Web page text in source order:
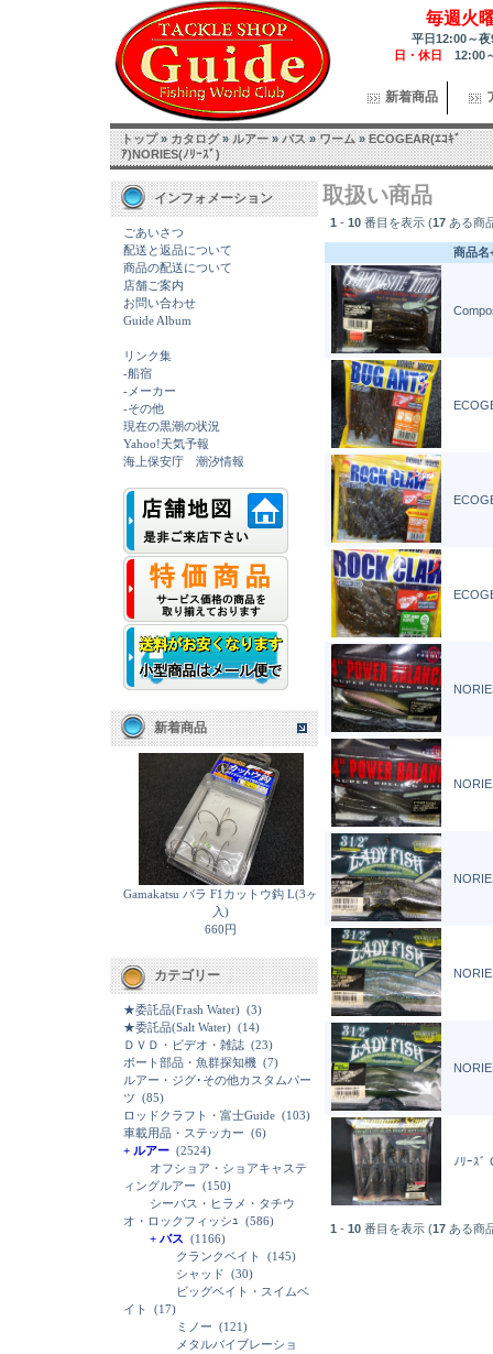
毎週火
平日12:00～
日・休日 12:00
新着商品
トップ»カタログ»ルアー»バス»ワーム»ECOGEAR(ｴｺｷﾞ
ｱ)NORIES(ﾉﾘｰｽﾞ)
インフォメーション
ごあいさつ
配送と返品について
商品の配送について
店舗ご案内
お問い合わせ
Guide Album
リンク集
-船宿
-メーカー
-その他
現在の黒潮の状況
Yahoo!天気予報
海上保安庁 潮汐情報
新着商品
Gamakatsu バラ F1カットウ鈎 L(3ヶ
入)
660円
カテゴリー
★委託品(Frash Water) (3)
★委託品(Salt Water) (14)
ＤＶＤ・ビデオ・雑誌 (23)
ボート部品・魚群探知機 (7)
ルアー・ジグ･その他カスタムパー
ツ (85)
ロッドクラフト・富士Guide (103)
車載用品・ステッカー (6)
+ ルアー (2524)
オフショア・ショアキャステ
ィングルアー (150)
シーバス・ヒラメ・タチウ
オ・ロックフィッシｭ (586)
+ バス (1166)
クランクベイト
(145)
シャッド (30)
ビッグベイト・スイムベ
イト
(17)
ミノー (121)
メタルバイブレーショ
取扱い商品
1 - 10 番目を表示 (17 ある商
商品名
ﾉﾘｰｽﾞ
1 - 10 番目を表示 (17 ある商